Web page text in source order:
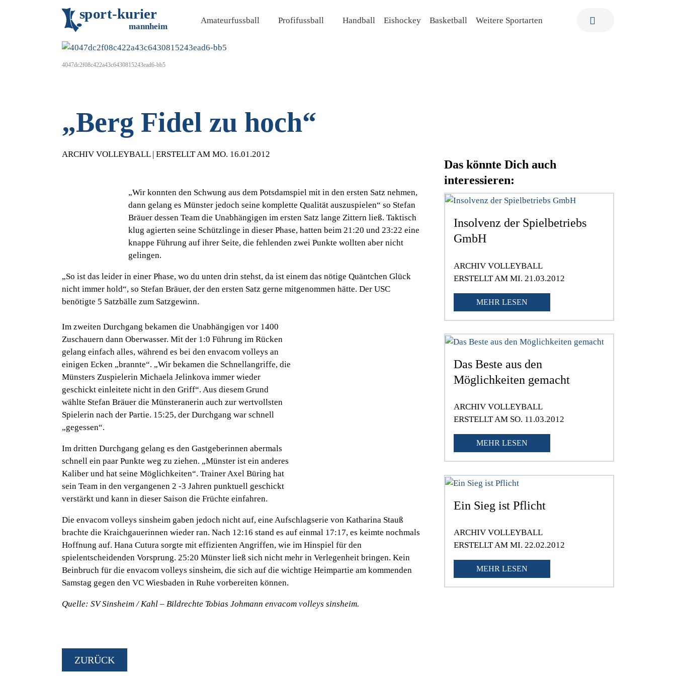
sport-kurier
mannheim
Amateurfussball Profifussball Handball Eishockey Basketball Weitere Sportarten
4047dc2f08c422a43c6430815243ead6-bb5
„Berg Fidel zu hoch“
ARCHIV VOLLEYBALL | ERSTELLT AM MO. 16.01.2012
„Wir konnten den Schwung aus dem Potsdamspiel mit in den ersten Satz nehmen,
dann gelang es Münster jedoch seine komplette Qualität auszuspielen“ so Stefan
Bräuer dessen Team die Unabhängigen im ersten Satz lange Zittern ließ. Taktisch
klug agierten seine Schützlinge in dieser Phase, hatten beim 21:20 und 23:22 eine
knappe Führung auf ihrer Seite, die fehlenden zwei Punkte wollten aber nicht
gelingen.
„So ist das leider in einer Phase, wo du unten drin stehst, da ist einem das nötige Quäntchen Glück
nicht immer hold“, so Stefan Bräuer, der den ersten Satz gerne mitgenommen hätte. Der USC
benötigte 5 Satzbälle zum Satzgewinn.
Im zweiten Durchgang bekamen die Unabhängigen vor 1400
Zuschauern dann Oberwasser. Mit der 1:0 Führung im Rücken
gelang einfach alles, während es bei den envacom volleys an
einigen Ecken „brannte“. „Wir bekamen die Schnellangriffe, die
Münsters Zuspielerin Michaela Jelinkova immer wieder
geschickt einleitete nicht in den Griff“. Aus diesem Grund
wählte Stefan Bräuer die Münsteranerin auch zur wertvollsten
Spielerin nach der Partie. 15:25, der Durchgang war schnell
„gegessen“.
Im dritten Durchgang gelang es den Gastgeberinnen abermals
schnell ein paar Punkte weg zu ziehen. „Münster ist ein anderes
Kaliber und hat seine Möglichkeiten“. Trainer Axel Büring hat
sein Team in den vergangenen 2 -3 Jahren punktuell geschickt
verstärkt und kann in dieser Saison die Früchte einfahren.
Die envacom volleys sinsheim gaben jedoch nicht auf, eine Aufschlagserie von Katharina Stauß
brachte die Kraichgauerinnen wieder ran. Nach 12:16 stand es auf einmal 17:17, es keimte nochmals
Hoffnung auf. Hana Cutura sorgte mit effizienten Angriffen, wie im Hinspiel für den
spielentscheidenden Vorsprung. 25:20 Münster ließ sich nicht mehr in Verlegenheit bringen. Kein
Beinbruch für die envacom volleys sinsheim, die sich auf die wichtige Heimpartie am kommenden
Samstag gegen den VC Wiesbaden in Ruhe vorbereiten können.
Quelle: SV Sinsheim / Kahl – Bildrechte Tobias Johmann envacom volleys sinsheim.
ZURÜCK
Das könnte Dich auch
interessieren:
Insolvenz der Spielbetriebs
GmbH
ARCHIV VOLLEYBALL
ERSTELLT AM MI. 21.03.2012
MEHR LESEN
Das Beste aus den
Möglichkeiten gemacht
ARCHIV VOLLEYBALL
ERSTELLT AM SO. 11.03.2012
MEHR LESEN
Ein Sieg ist Pflicht
ARCHIV VOLLEYBALL
ERSTELLT AM MI. 22.02.2012
MEHR LESEN